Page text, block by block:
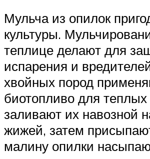
Мульча из опилок
культуры.
теплице делают для
испарения и
хвойных пород
биотопливо для теплых
заливают их навозной
жижей, затем
малину опилки